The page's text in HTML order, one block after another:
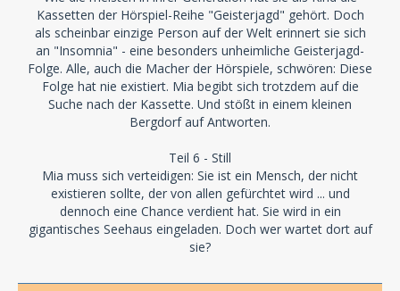
Kassetten der Hörspiel-Reihe "Geisterjagd" gehört. Doch
als scheinbar einzige Person auf der Welt erinnert sie sich
an "Insomnia" - eine besonders unheimliche Geisterjagd-
Folge. Alle, auch die Macher der Hörspiele, schwören: Diese
Folge hat nie existiert. Mia begibt sich trotzdem auf die
Suche nach der Kassette. Und stößt in einem kleinen
Bergdorf auf Antworten.
Teil 6 - Still
Mia muss sich verteidigen: Sie ist ein Mensch, der nicht
existieren sollte, der von allen gefürchtet wird ... und
dennoch eine Chance verdient hat. Sie wird in ein
gigantisches Seehaus eingeladen. Doch wer wartet dort auf
sie?